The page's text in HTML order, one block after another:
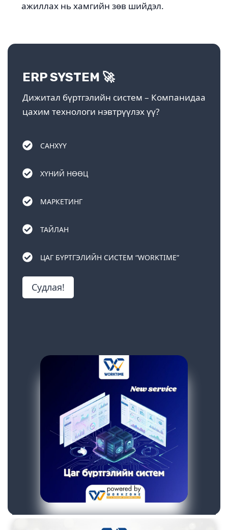
ажиллах нь хамгийн зөв шийдэл.
ERP SYSTEM 🚀
Дижитал бүртгэлийн систем – Компанидаа
цахим технологи нэвтрүүлэх үү?
САНХҮҮ
ХҮНИЙ НӨӨЦ
МАРКЕТИНГ
ТАЙЛАН
ЦАГ БҮРТГЭЛИЙН СИСТЕМ “WORKTIME”
Судлая!